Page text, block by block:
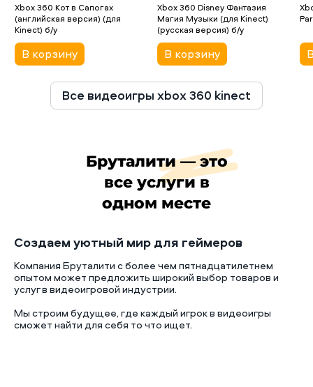
Xbox 360 Кот в Сапогах
(английская версия) (для
Kinect) б/у
В корзину
Xbox 360 Disney Фантазия
Магия Музыки (для Kinect)
(русская версия) б/у
В корзину
Все видеоигры xbox 360 kinect
Бруталити — это
все услуги в
одном месте
Создаем уютный мир для геймеров
Компания Бруталити с более чем пятнадцатилетнем
опытом может предложить широкий выбор товаров и
услуг в видеоигровой индустрии.
Мы строим будущее, где каждый игрок в видеоигры
сможет найти для себя то что ищет.